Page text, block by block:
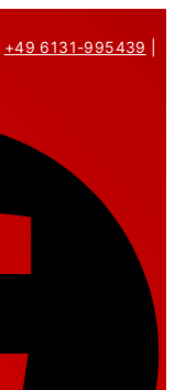
+49 6131-995439